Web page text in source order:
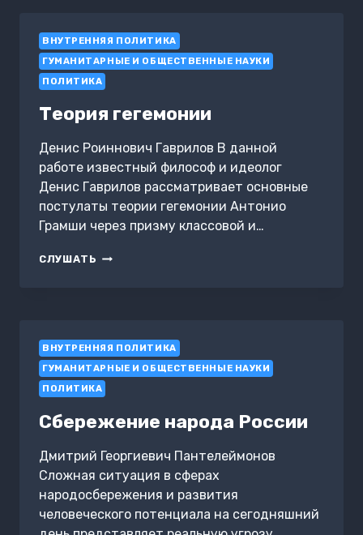
ЦЕНЫ
И
ЧАСТНАЯ
СОБСТВЕННОСТЬ
ВНУТРЕННЯЯ ПОЛИТИКА
ГУМАНИТАРНЫЕ И ОБЩЕСТВЕННЫЕ НАУКИ
ПОЛИТИКА
Теория гегемонии
Денис Роиннович Гаврилов В данной
работе известный философ и идеолог
Денис Гаврилов рассматривает основные
постулаты теории гегемонии Антонио
Грамши через призму классовой и…
СЛУШАТЬ ТЕОРИЯ
ВНУТРЕННЯЯ ПОЛИТИКА
ГУМАНИТАРНЫЕ И ОБЩЕСТВЕННЫЕ НАУКИ
ПОЛИТИКА
Сбережение народа России
Дмитрий Георгиевич Пантелеймонов
Сложная ситуация в сферах
народосбережения и развития
человеческого потенциала на сегодняшний